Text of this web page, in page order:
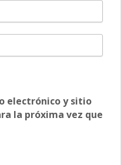
electrónico y sitio
la próxima vez que